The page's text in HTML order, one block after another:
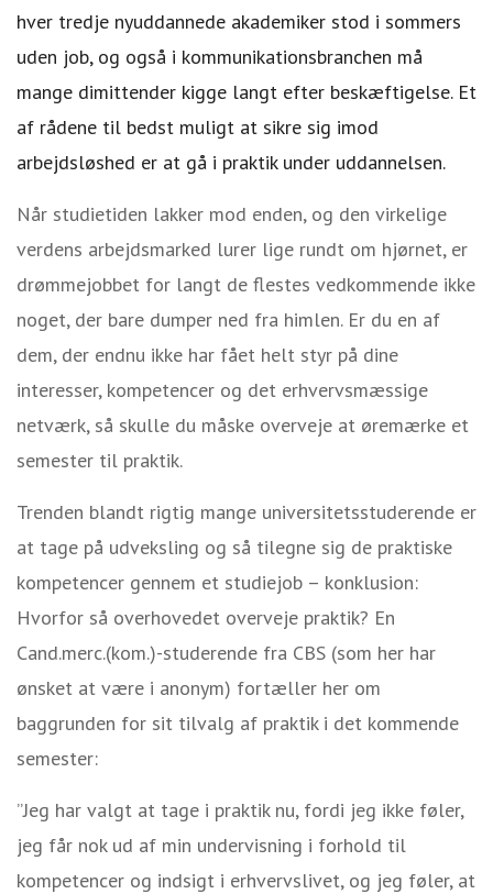
hver tredje nyuddannede akademiker stod i sommers
uden job, og også i kommunikationsbranchen må
mange dimittender kigge langt efter beskæftigelse. Et
af rådene til bedst muligt at sikre sig imod
arbejdsløshed er at gå i praktik under uddannelsen.
Når studietiden lakker mod enden, og den virkelige
verdens arbejdsmarked lurer lige rundt om hjørnet, er
drømmejobbet for langt de flestes vedkommende ikke
noget, der bare dumper ned fra himlen. Er du en af
dem, der endnu ikke har fået helt styr på dine
interesser, kompetencer og det erhvervsmæssige
netværk, så skulle du måske overveje at øremærke et
semester til praktik.
Trenden blandt rigtig mange universitetsstuderende er
at tage på udveksling og så tilegne sig de praktiske
kompetencer gennem et studiejob – konklusion:
Hvorfor så overhovedet overveje praktik? En
Cand.merc.(kom.)-studerende fra CBS (som her har
ønsket at være i anonym) fortæller her om
baggrunden for sit tilvalg af praktik i det kommende
semester:
”Jeg har valgt at tage i praktik nu, fordi jeg ikke føler,
jeg får nok ud af min undervisning i forhold til
kompetencer og indsigt i erhvervslivet, og jeg føler, at